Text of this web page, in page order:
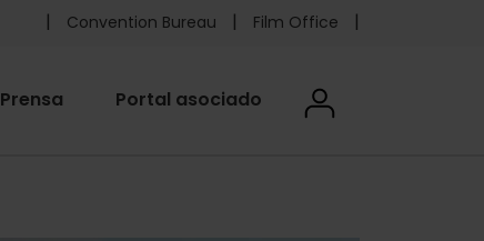
Pre
header
Convention Bureau Film Office
Prensa Portal asociado
User
User menu